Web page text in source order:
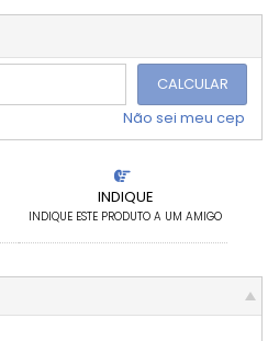
INDIQUE
INDIQUE ESTE PRODUTO A UM AMIGO
....
CALCULAR
Não sei meu cep